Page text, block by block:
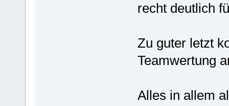
recht deutlich
Zu guter letzt
Teamwertung
Alles in allem